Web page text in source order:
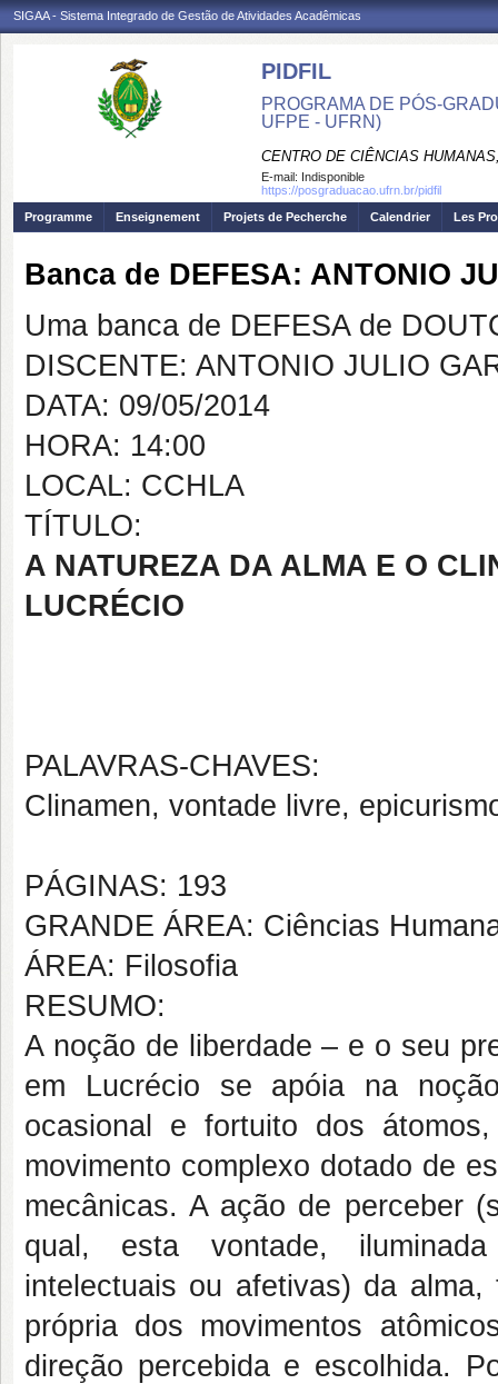
SIGAA - Sistema Integrado de Gestão de Atividades Acadêmicas
PIDFIL
PROGRAMA DE PÓS-
UFPE - UFRN)
CENTRO DE CIÊNCIAS
E-mail: Indisponible
https://posgraduacao.ufrn.br/pidfil
Programme
Enseignement Projets de Pecherche Calendrier Les
Banca de DEFESA: ANTONIO
Uma banca de DEFESA de
DISCENTE: ANTONIO JULIO
DATA: 09/05/2014
HORA: 14:00
LOCAL: CCHLA
TÍTULO:
A NATUREZA DA ALMA E O
LUCRÉCIO
PALAVRAS-CHAVES:
Clinamen, vontade livre,
PÁGINAS: 193
GRANDE ÁREA: Ciências
ÁREA: Filosofia
RESUMO:
A noção de liberdade – e o seu
em Lucrécio se apóia na
ocasional e fortuito dos
movimento complexo dotado de
mecânicas. A ação de perceber
qual, esta vontade,
intelectuais ou afetivas) da
própria dos movimentos
direção percebida e escolhida.